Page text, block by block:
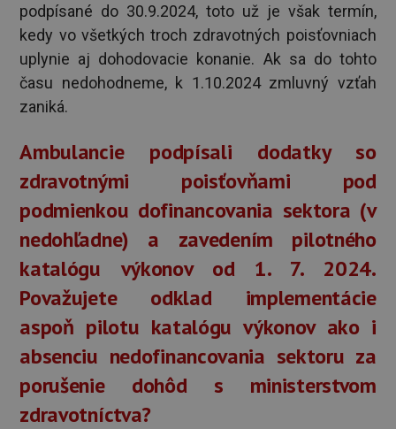
podpísané do 30.9.2024, toto už je však termín,
kedy vo všetkých troch zdravotných poisťovniach
uplynie aj dohodovacie konanie. Ak sa do tohto
času nedohodneme, k 1.10.2024 zmluvný vzťah
zaniká.
Ambulancie podpísali dodatky so
zdravotnými poisťovňami pod
podmienkou dofinancovania sektora (v
nedohľadne) a zavedením pilotného
katalógu výkonov od 1. 7. 2024.
Považujete odklad implementácie
aspoň pilotu katalógu výkonov ako i
absenciu nedofinancovania sektoru za
porušenie dohôd s ministerstvom
zdravotníctva?